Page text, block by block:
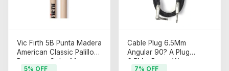
Vic Firth 5B Punta Madera
American Classic Palillos
Baquetas Color Marron
5% OFF
Cable Plug 6.5Mm
Angular 90? A Plug
6.5Mm Recto Western
7% OFF